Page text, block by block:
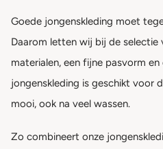
Goede jongenskleding moet
Daarom letten wij bij de
materialen, een fijne pasvorm
jongenskleding is geschikt voor
mooi, ook na veel wassen.
Zo combineert onze